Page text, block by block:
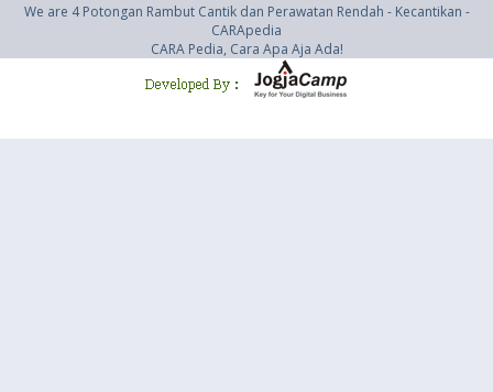
We are 4 Potongan Rambut Cantik dan Perawatan Rendah - Kecantikan -
CARApedia
CARA Pedia, Cara Apa Aja Ada!